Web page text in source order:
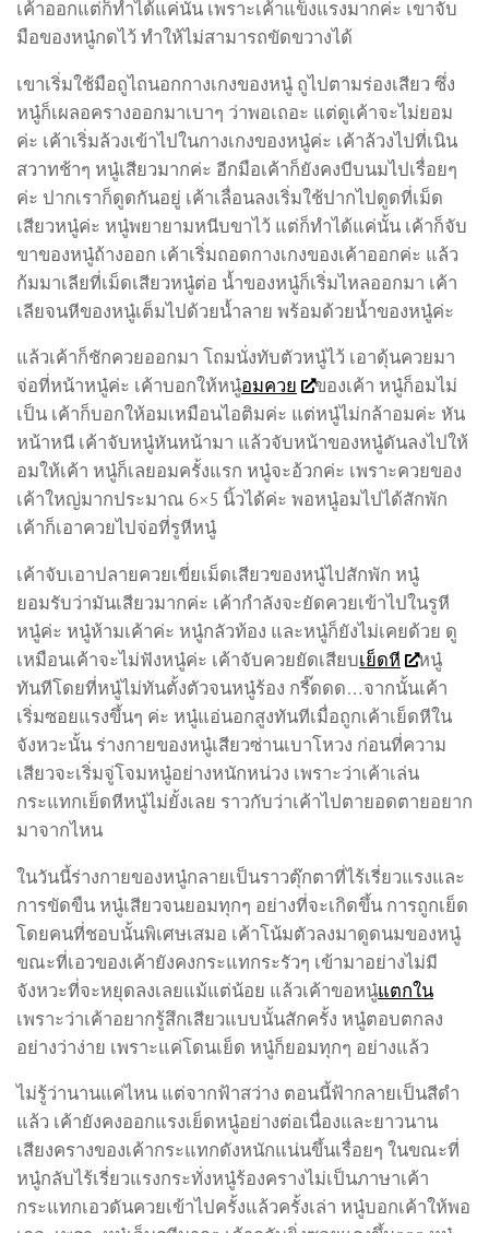
เค้าออกแต่ก็ทำได้แค่นั้น เพราะเค้าแข็งแรงมากค่ะ เขาจับ
มือของหนู๋กดไว้ ทำให้ไม่สามารถขัดขวางได้
เขาเริ่มใช้มือถูไถนอกกางเกงของหนู๋ ถูไปตามร่องเสียว ซึ่ง
หนู๋ก็เผลอครางออกมาเบาๆ ว่าพอเถอะ แต่ดูเค้าจะไม่ยอม
ค่ะ เค้าเริ่มล้วงเข้าไปในกางเกงของหนู๋ค่ะ เค้าล้วงไปที่เนิน
สวาทช้าๆ หนู๋เสียวมากค่ะ อีกมือเค้าก็ยังคงบีบนมไปเรื่อยๆ
ค่ะ ปากเราก็ดูดกันอยู่ เค้าเลื่อนลงเริ่มใช้ปากไปดูดที่เม็ด
เสียวหนู๋ค่ะ หนู๋พยายามหนีบขาไว้ แต่ก็ทำได้แค่นั้น เค้าก็จับ
ขาของหนู๋ถ้างออก เค้าเริ่มถอดกางเกงของเค้าออกค่ะ แล้ว
ก้มมาเลียที่เม็ดเสียวหนู๋ต่อ น้ำของหนู๋ก็เริ่มไหลออกมา เค้า
เลียจนหีของหนู๋เต็มไปด้วยน้ำลาย พร้อมด้วยน้ำของหนู๋ค่ะ
แล้วเค้าก็ชักควยออกมา โถมนั่งทับตัวหนู๋ไว้ เอาดุ้นควยมา
จ่อที่หน้าหนู๋ค่ะ เค้าบอกให้หนู๋อมควย
ของเค้า หนู๋ก็อมไม่
เป็น เค้าก็บอกให้อมเหมือนไอติมค่ะ แต่หนู๋ไม่กล้าอมค่ะ หัน
หน้าหนี เค้าจับหนู๋หันหน้ามา แล้วจับหน้าของหนู๋ดันลงไปให้
อมให้เค้า หนู๋ก็เลยอมครั้งแรก หนู๋จะอ้วกค่ะ เพราะควยของ
เค้าใหญ่มากประมาณ 6×5 นิ้วได้ค่ะ พอหนู๋อมไปได้สักพัก
เค้าก็เอาควยไปจ่อที่รูหีหนู๋
เค้าจับเอาปลายควยเขี่ยเม็ดเสียวของหนู๋ไปสักพัก หนู๋
ยอมรับว่ามันเสียวมากค่ะ เค้ากำลังจะยัดควยเข้าไปในรูหี
หนู๋ค่ะ หนู๋ห้ามเค้าค่ะ หนู๋กลัวท้อง และหนู๋ก็ยังไม่เคยด้วย ดู
เหมือนเค้าจะไม่ฟังหนู๋ค่ะ เค้าจับควยยัดเสียบเย็ดหี
หนู๋
ทันทีโดยที่หนู๋ไม่ทันตั้งตัวจนหนู๋ร้อง กรี๊ดดด…จากนั้นเค้า
เริ่มซอยแรงขึ้นๆ ค่ะ หนู๋แอ่นอกสูงทันทีเมื่อถูกเค้าเย็ดหีใน
จังหวะนั้น ร่างกายของหนู๋เสียวซ่านเบาโหวง ก่อนที่ความ
เสียวจะเริ่มจู่โจมหนู๋อย่างหนักหน่วง เพราะว่าเค้าเล่น
กระแทกเย็ดหีหนู๋ไม่ยั้งเลย ราวกับว่าเค้าไปตายอดตายอยาก
มาจากไหน
ในวันนี้ร่างกายของหนู๋กลายเป็นราวตุ๊กตาที่ไร้เรี่ยวแรงและ
การขัดขืน หนู๋เสียวจนยอมทุกๆ อย่างที่จะเกิดขึ้น การถูกเย็ด
โดยคนที่ชอบนั้นพิเศษเสมอ เค้าโน้มตัวลงมาดูดนมของหนู๋
ขณะที่เอวของเค้ายังคงกระแทกระรัวๆ เข้ามาอย่างไม่มี
จังหวะที่จะหยุดลงเลยแม้แต่น้อย แล้วเค้าขอหนู๋แตกใน
เพราะว่าเค้าอยากรู้สึกเสียวแบบนั้นสักครั้ง หนู๋ตอบตกลง
อย่างว่าง่าย เพราะแค่โดนเย็ด หนู๋ก็ยอมทุกๆ อย่างแล้ว
ไม่รู้ว่านานแค่ไหน แต่จากฟ้าสว่าง ตอนนี้ฟ้ากลายเป็นสีดำ
แล้ว เค้ายังคงออกแรงเย็ดหนู๋อย่างต่อเนื่องและยาวนาน
เสียงครางของเค้ากระแทกดังหนักแน่นขึ้นเรื่อยๆ ในขณะที่
หนู๋กลับไร้เรี่ยวแรงกระทั่งหนู๋ร้องครางไม่เป็นภาษาเค้า
กระแทกเอวดันควยเข้าไปครั้งแล้วครั้งเล่า หนู๋บอกเค้าให้พอ